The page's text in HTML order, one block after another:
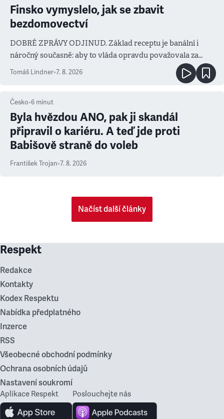
Finsko vymyslelo, jak se zbavit
bezdomovectví
DOBRÉ ZPRÁVY ODJINUD. Základ receptu je banální i
náročný současně: aby to vláda opravdu považovala za
prioritu
Tomáš Lindner•7. 8. 2026
Česko•6 minut
Byla hvězdou ANO, pak ji skandál
připravil o kariéru. A teď jde proti
Babišově straně do voleb
František Trojan•7. 8. 2026
Načíst další články
Respekt
Redakce
Kontakty
Kodex Respektu
Nabídka předplatného
Inzerce
RSS
Všeobecné obchodní podmínky
Ochrana osobních údajů
Nastavení soukromí
Aplikace Respekt Poslouchejte nás